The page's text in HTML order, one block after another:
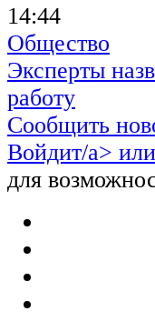
14:44
Общество
Эксперты
работу
Сообщить
Войдит/a> или
для